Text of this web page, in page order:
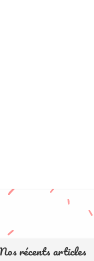
récents articles